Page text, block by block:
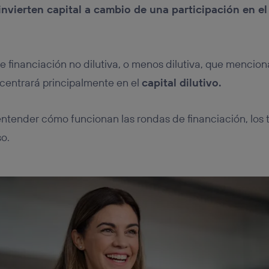
capital a cambio de una participación en
financiación no dilutiva, o menos dilutiva, que
principalmente en el capital dilutivo.
cómo funcionan las rondas de financiación, los